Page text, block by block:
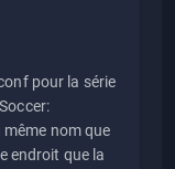
pour la série
nom que
endroit que la